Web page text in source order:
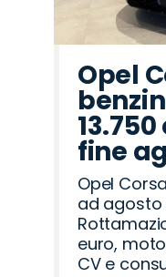
Opel
fine
Opel
ad agosto
euro,
CV e